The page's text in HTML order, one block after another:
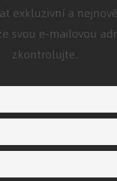
exkluzivní a
svou e-mailovou
zkontrolujte.